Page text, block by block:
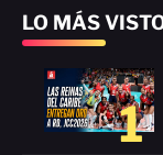
LO MÁS
1